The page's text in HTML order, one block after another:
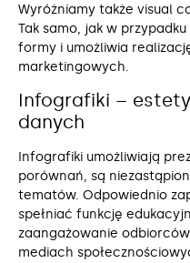
Wyróżniamy także visual
Tak samo, jak w
formy i umożliwia
marketingowych.
Infografiki –
danych
Infografiki umożliwiają
porównań, są
tematów. Odpowiednio
spełniać funkcję
zaangażowanie
mediach